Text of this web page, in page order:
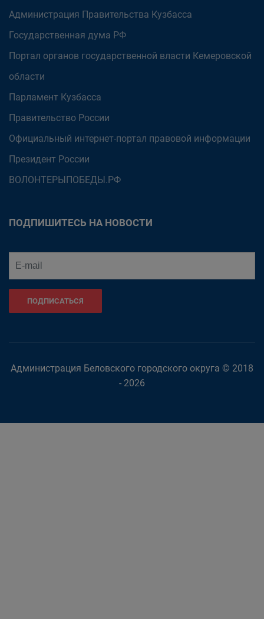
Администрация Правительства Кузбасса
Государственная дума РФ
Портал органов государственной власти Кемеровской
области
Парламент Кузбасса
Правительство России
Официальный интернет-портал правовой информации
Президент России
ВОЛОНТЕРЫПОБЕДЫ.РФ
ПОДПИШИТЕСЬ НА НОВОСТИ
ПОДПИСАТЬСЯ
Администрация Беловского городского округа © 2018
- 2026